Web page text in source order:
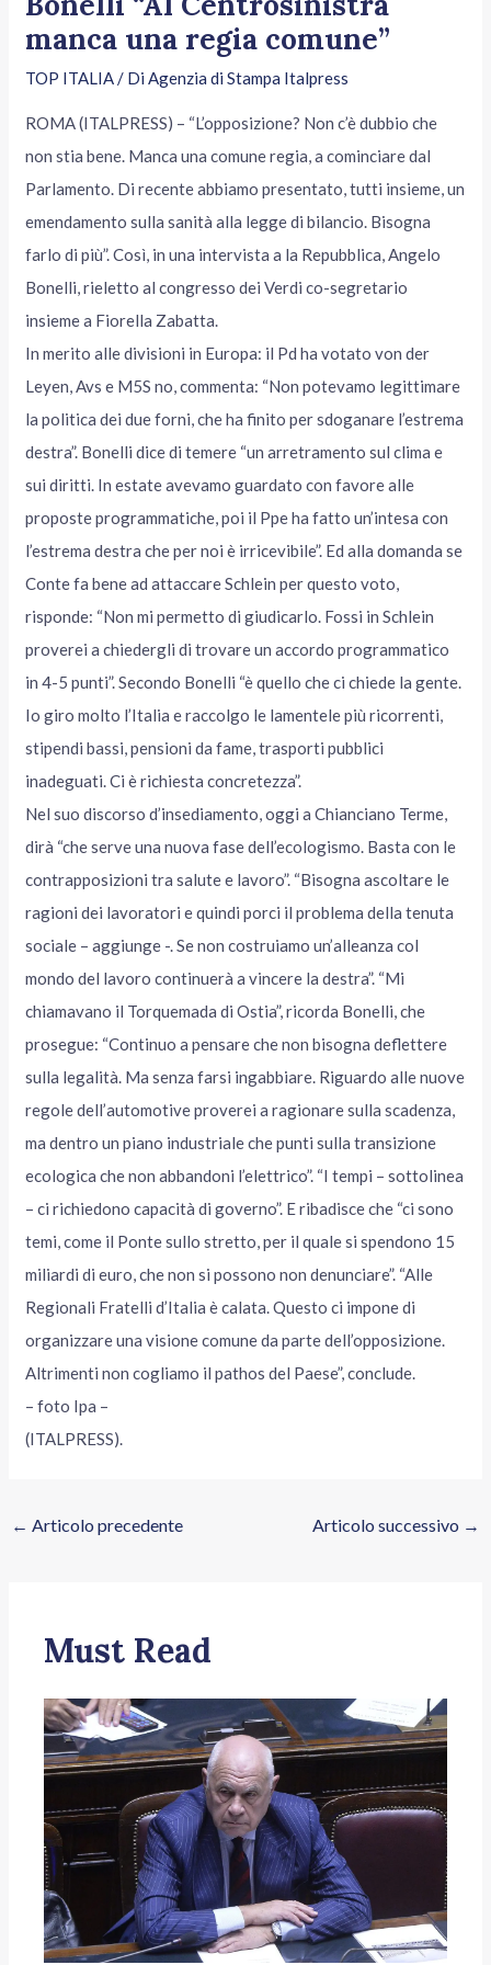
manca una regia comune”
TOP ITALIA/ DiAgenzia di Stampa Italpress
ROMA (ITALPRESS) – “L’opposizione? Non c’è dubbio che
non stia bene. Manca una comune regia, a cominciare dal
Parlamento. Di recente abbiamo presentato, tutti insieme, un
emendamento sulla sanità alla legge di bilancio. Bisogna
farlo di più”. Così, in una intervista a la Repubblica, Angelo
Bonelli, rieletto al congresso dei Verdi co-segretario
insieme a Fiorella Zabatta.
In merito alle divisioni in Europa: il Pd ha votato von der
Leyen, Avs e M5S no, commenta: “Non potevamo legittimare
la politica dei due forni, che ha finito per sdoganare l’estrema
destra”. Bonelli dice di temere “un arretramento sul clima e
sui diritti. In estate avevamo guardato con favore alle
proposte programmatiche, poi il Ppe ha fatto un’intesa con
l’estrema destra che per noi è irricevibile”. Ed alla domanda se
Conte fa bene ad attaccare Schlein per questo voto,
risponde: “Non mi permetto di giudicarlo. Fossi in Schlein
proverei a chiedergli di trovare un accordo programmatico
in 4-5 punti”. Secondo Bonelli “è quello che ci chiede la gente.
Io giro molto l’Italia e raccolgo le lamentele più ricorrenti,
stipendi bassi, pensioni da fame, trasporti pubblici
inadeguati. Ci è richiesta concretezza”.
Nel suo discorso d’insediamento, oggi a Chianciano Terme,
dirà “che serve una nuova fase dell’ecologismo. Basta con le
contrapposizioni tra salute e lavoro”. “Bisogna ascoltare le
ragioni dei lavoratori e quindi porci il problema della tenuta
sociale – aggiunge -. Se non costruiamo un’alleanza col
mondo del lavoro continuerà a vincere la destra”. “Mi
chiamavano il Torquemada di Ostia”, ricorda Bonelli, che
prosegue: “Continuo a pensare che non bisogna deflettere
sulla legalità. Ma senza farsi ingabbiare. Riguardo alle nuove
regole dell’automotive proverei a ragionare sulla scadenza,
ma dentro un piano industriale che punti sulla transizione
ecologica che non abbandoni l’elettrico”. “I tempi – sottolinea
– ci richiedono capacità di governo”. E ribadisce che “ci sono
temi, come il Ponte sullo stretto, per il quale si spendono 15
miliardi di euro, che non si possono non denunciare”. “Alle
Regionali Fratelli d’Italia è calata. Questo ci impone di
organizzare una visione comune da parte dell’opposizione.
Altrimenti non cogliamo il pathos del Paese”, conclude.
– foto Ipa –
(ITALPRESS).
← Articolo precedente Articolo successivo →
Must Read